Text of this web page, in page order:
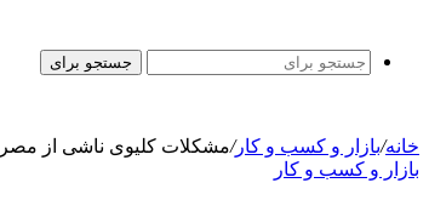
جستجو برای
خانه/بازار و کسب و کار/مشکلات کلیوی ناشی از
بازار و کسب و کار